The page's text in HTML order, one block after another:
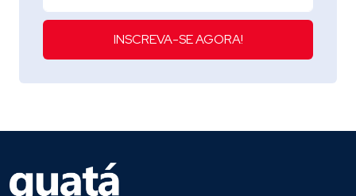
INSCREVA-SE AGORA!